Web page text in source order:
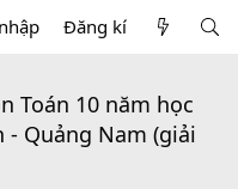
Đăng kí
Toán 10 năm học
- Quảng Nam (giải